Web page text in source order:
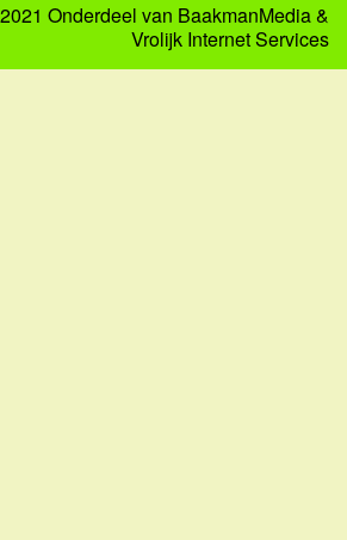
Onderdeel van BaakmanMedia&
Vrolijk Internet Services